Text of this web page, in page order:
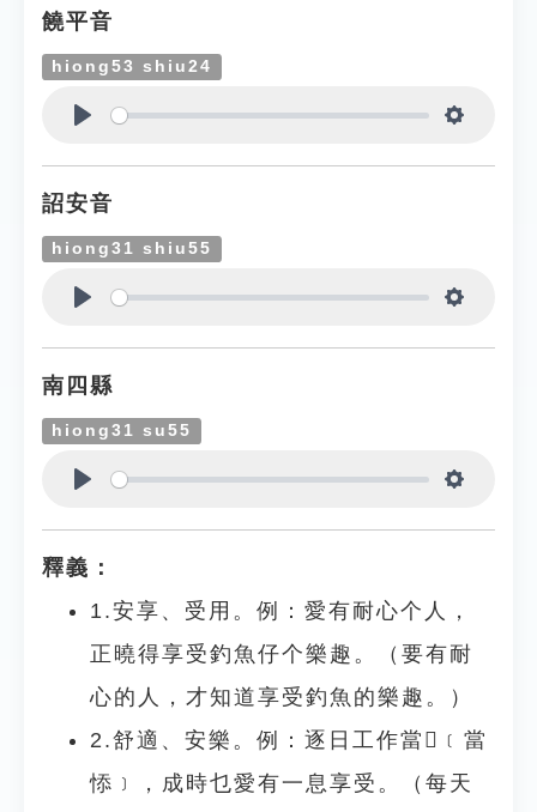
饒平音
hiong53 shiu24
詔安音
hiong31 shiu55
南四縣
hiong31 su55
釋義：
1.安享、受用。例：愛有耐心个人，
正曉得享受釣魚仔个樂趣。（要有耐
心的人，才知道享受釣魚的樂趣。）
2.舒適、安樂。例：逐日工作當𤸁﹝當
悿﹞，成時乜愛有一息享受。（每天